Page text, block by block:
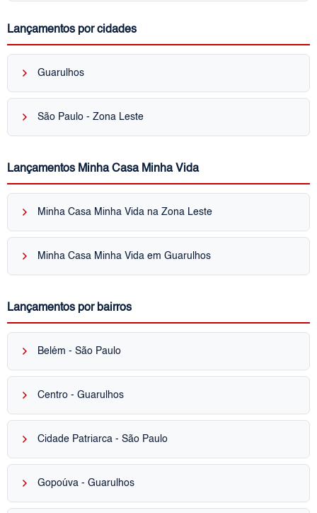
Lançamentos por cidades
keyboard_arrow_right Guarulhos
keyboard_arrow_right São Paulo - Zona Leste
Lançamentos Minha Casa Minha Vida
keyboard_arrow_right Minha Casa Minha Vida na Zona Leste
keyboard_arrow_right Minha Casa Minha Vida em Guarulhos
Lançamentos por bairros
keyboard_arrow_right Belém - São Paulo
keyboard_arrow_right Centro - Guarulhos
keyboard_arrow_right Cidade Patriarca - São Paulo
keyboard_arrow_right Gopoúva - Guarulhos